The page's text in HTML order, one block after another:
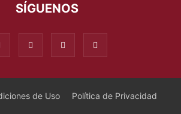
SÍGUENOS
de Uso Política de Privacidad